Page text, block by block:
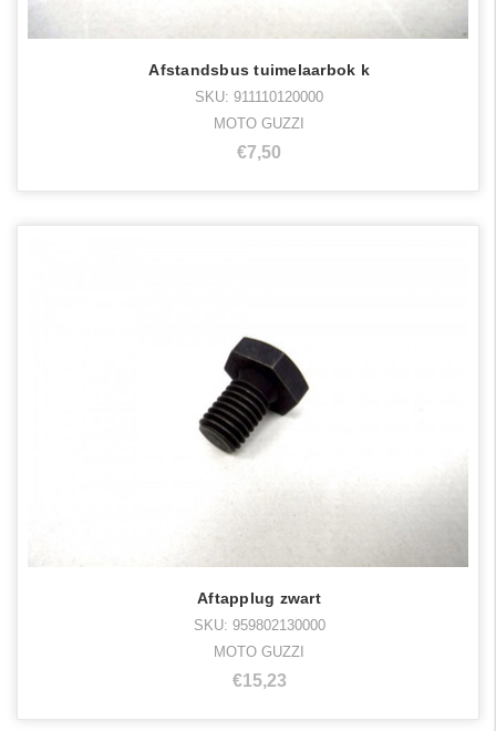
Afstandsbus tuimelaarbok k
SKU: 911110120000
MOTO GUZZI
€7,50
Aftapplug zwart
SKU: 959802130000
MOTO GUZZI
€15,23